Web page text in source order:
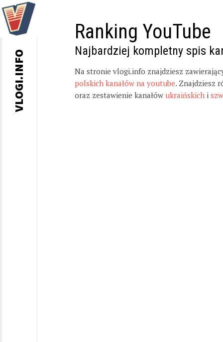
Ranking YouTube
Najbardziej kompletny spis
Na stronie vlogi.info znajdziesz
polskich kanałów na youtube. Znajdziesz
oraz zestawienie kanałów ukraińskich i
VLOGI.INFO